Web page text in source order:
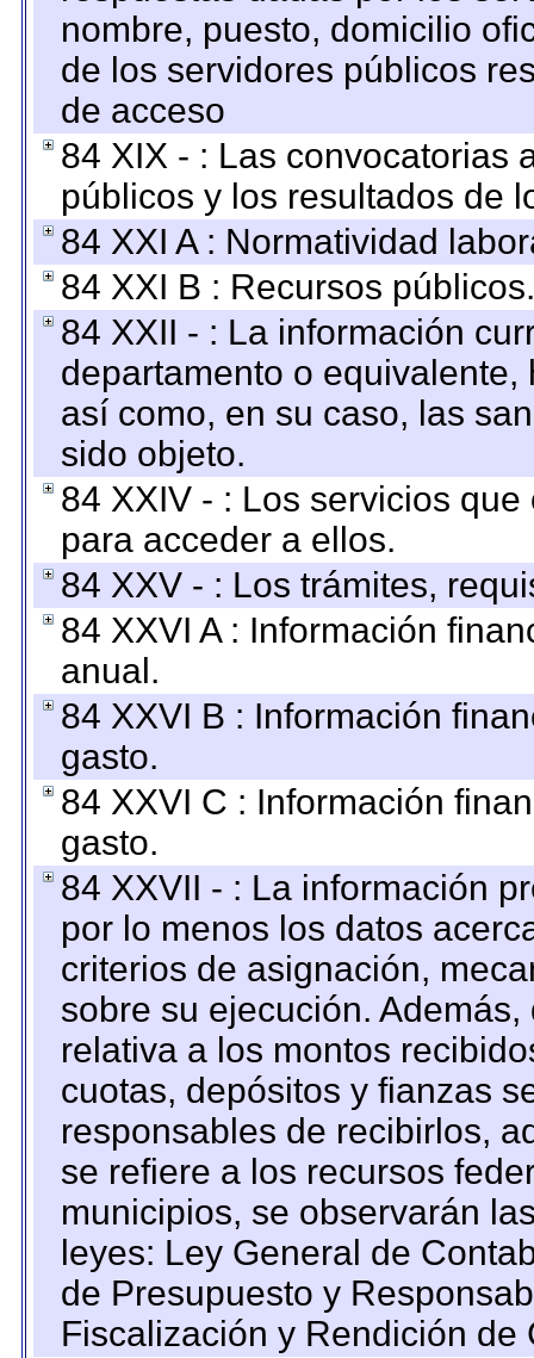
nombre, puesto, domicilio
de los servidores públicos
de acceso
84 XIX - : Las convocatorias
públicos y los resultados de
84 XXI A : Normatividad
84 XXI B : Recursos públicos.
84 XXII - : La información
departamento o
así como, en su caso, las
sido objeto.
84 XXIV - : Los servicios
para acceder a ellos.
84 XXV - : Los trámites,
84 XXVI A : Información
anual.
84 XXVI B : Información
gasto.
84 XXVI C : Información
gasto.
84 XXVII - : La información
por lo menos los datos
criterios de asignación,
sobre su ejecución.
relativa a los montos
cuotas, depósitos y fianzas
responsables de recibirlos,
se refiere a los recursos
municipios, se observarán
leyes: Ley General de
de Presupuesto y
Fiscalización y Rendición